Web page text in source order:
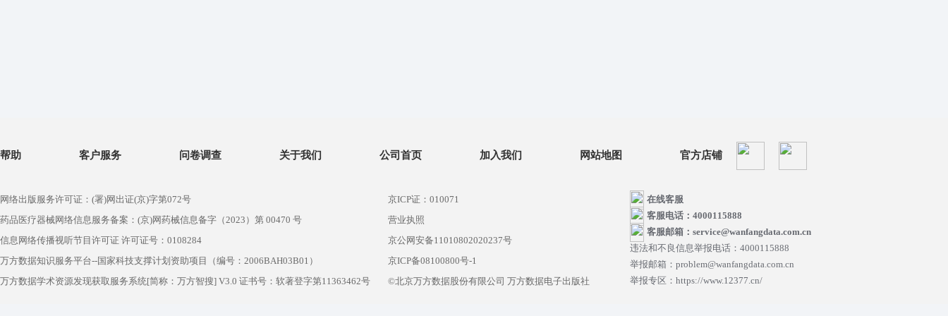
帮助 客户服务 问卷调查 关于我们 公司首页 加入我们 网站地图 官方店铺
网络出版服务许可证：(署)网出证(京)字第072号
药品医疗器械网络信息服务备案：(京)网药械信息备字（2023）第 00470 号
信息网络传播视听节目许可证 许可证号：0108284
万方数据知识服务平台--国家科技支撑计划资助项目（编号：2006BAH03B01）
万方数据学术资源发现获取服务系统[简称：万方智搜] V3.0 证书号：软著登字第11363462号
京ICP证：010071
营业执照
京公网安备11010802020237号
京ICP备08100800号-1
©北京万方数据股份有限公司 万方数据电子出版社
在线客服
客服电话：4000115888
客服邮箱：service@wanfangdata.com.cn
违法和不良信息举报电话：4000115888
举报邮箱：problem@wanfangdata.com.cn
举报专区：https://www.12377.cn/